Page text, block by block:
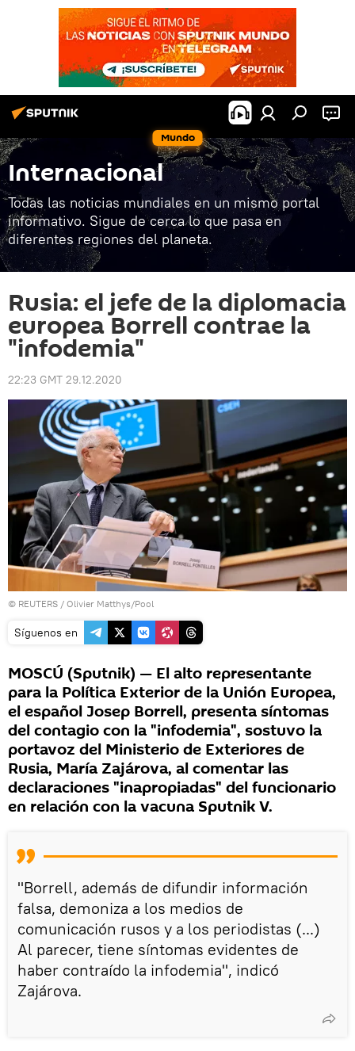
Mundo
Internacional
Todas las noticias mundiales en un mismo portal
informativo. Sigue de cerca lo que pasa en
diferentes regiones del planeta.
Rusia: el jefe de la diplomacia
europea Borrell contrae la
"infodemia"
22:23 GMT 29.12.2020
© REUTERS / Olivier Matthys/Pool
Síguenos en
MOSCÚ (Sputnik) — El alto representante
para la Política Exterior de la Unión Europea,
el español Josep Borrell, presenta síntomas
del contagio con la "infodemia", sostuvo la
portavoz del Ministerio de Exteriores de
Rusia, María Zajárova, al comentar las
declaraciones "inapropiadas" del funcionario
en relación con la vacuna Sputnik V.
"Borrell, además de difundir información
falsa, demoniza a los medios de
comunicación rusos y a los periodistas (...)
Al parecer, tiene síntomas evidentes de
haber contraído la infodemia", indicó
Zajárova.